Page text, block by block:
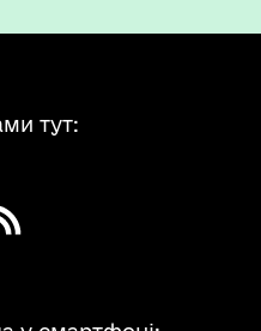
тут: